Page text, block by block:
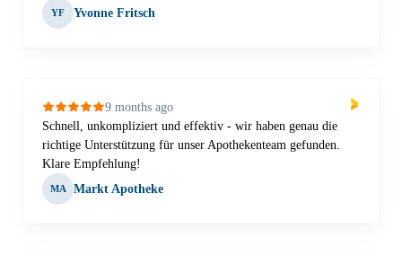
YF Yvonne Fritsch
9 months ago
Schnell, unkompliziert und effektiv - wir haben genau die
richtige Unterstützung für unser Apothekenteam gefunden.
Klare Empfehlung!
MA Markt Apotheke